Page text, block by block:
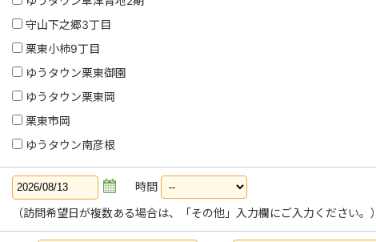
守山下之郷3丁目
栗東小柿9丁目
ゆうタウン栗東御園
ゆうタウン栗東岡
栗東市岡
ゆうタウン南彦根
時間
（訪問希望日が複数ある場合は、「その他」入力欄にご入力ください。）